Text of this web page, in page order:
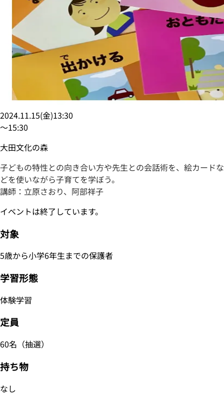
2024.11.15(金)13:30
〜15:30
大田文化の森
子どもの特性との向き合い方や先生との会話術を、絵カードな
どを使いながら子育てを学ぼう。
講師：立原さおり、阿部祥子
イベントは終了しています。
対象
5歳から小学6年生までの保護者
学習形態
体験学習
定員
60名（抽選）
持ち物
なし